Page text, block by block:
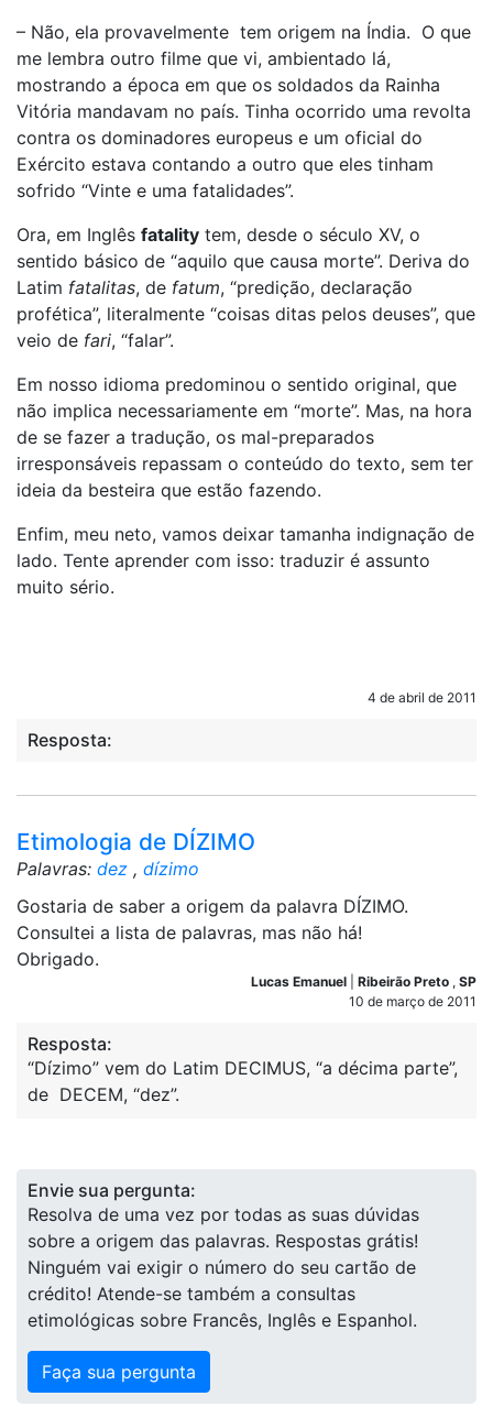
– Não, ela provavelmente tem origem na Índia. O que
me lembra outro filme que vi, ambientado lá,
mostrando a época em que os soldados da Rainha
Vitória mandavam no país. Tinha ocorrido uma revolta
contra os dominadores europeus e um oficial do
Exército estava contando a outro que eles tinham
sofrido “Vinte e uma fatalidades”.
Ora, em Inglês fatality tem, desde o século XV, o
sentido básico de “aquilo que causa morte”. Deriva do
Latim fatalitas, de fatum, “predição, declaração
profética”, literalmente “coisas ditas pelos deuses”, que
veio de fari, “falar”.
Em nosso idioma predominou o sentido original, que
não implica necessariamente em “morte”. Mas, na hora
de se fazer a tradução, os mal-preparados
irresponsáveis repassam o conteúdo do texto, sem ter
ideia da besteira que estão fazendo.
Enfim, meu neto, vamos deixar tamanha indignação de
lado. Tente aprender com isso: traduzir é assunto
muito sério.
4 de abril de 2011
Resposta:
Etimologia de DÍZIMO
Palavras: dez , dízimo
Gostaria de saber a origem da palavra DÍZIMO.
Consultei a lista de palavras, mas não há!
Obrigado.
Lucas Emanuel Ribeirão Preto , SP
10 de março de 2011
Resposta:
“Dízimo” vem do Latim DECIMUS, “a décima parte”,
de DECEM, “dez”.
Envie sua pergunta:
Resolva de uma vez por todas as suas dúvidas
sobre a origem das palavras. Respostas grátis!
Ninguém vai exigir o número do seu cartão de
crédito! Atende-se também a consultas
etimológicas sobre Francês, Inglês e Espanhol.
Faça sua pergunta